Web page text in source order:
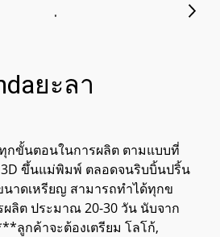
ยะลา
กขั้นตอนในการผลิต ตามแบบที่
3D ขึ้นแม่พิมพ์ ตลอดจนริบบิ้นปริ้น
าดเหรียญ สามารถทำได้ทุกข
ผลิต ประมาณ 20-30 วัน นับจาก
ลูกค้าจะต้องเตรียม โลโก้,